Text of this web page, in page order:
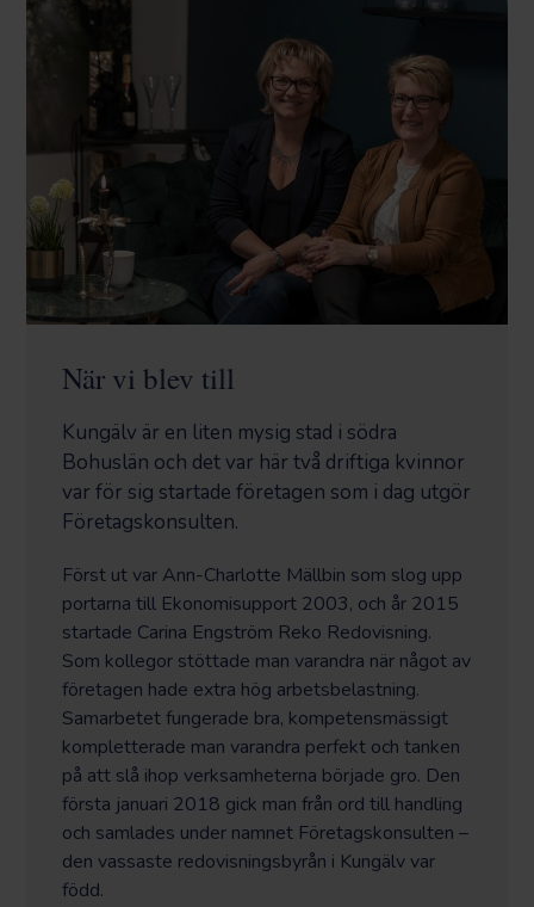
När vi blev till
Kungälv är en liten mysig stad i södra
Bohuslän och det var här två driftiga kvinnor
var för sig startade företagen som i dag utgör
Företagskonsulten.
Först ut var Ann-Charlotte Mällbin som slog upp
portarna till Ekonomisupport 2003, och år 2015
startade Carina Engström Reko Redovisning.
Som kollegor stöttade man varandra när något av
företagen hade extra hög arbetsbelastning.
Samarbetet fungerade bra, kompetensmässigt
kompletterade man varandra perfekt och tanken
på att slå ihop verksamheterna började gro. Den
första januari 2018 gick man från ord till handling
och samlades under namnet Företagskonsulten –
den vassaste redovisningsbyrån i Kungälv var
född.